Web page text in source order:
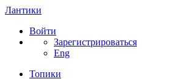
Лантики
Войти
Зарегистрироваться
Eng
Топики